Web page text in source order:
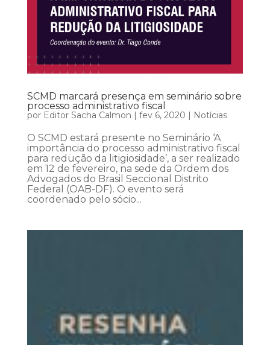
SCMD marcará presença em seminário sobre
processo administrativo fiscal
por Editor Sacha Calmon | fev 6, 2020 | Notícias
O SCMD estará presente no Seminário ‘A
importância do processo administrativo fiscal
para redução da litigiosidade’, a ser realizado
em 12 de fevereiro, na sede da Ordem dos
Advogados do Brasil Seccional Distrito
Federal (OAB-DF). O evento será
coordenado pelo sócio...